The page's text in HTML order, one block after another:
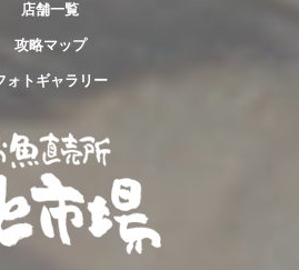
店舗一覧
攻略マップ
ォトギャラリー